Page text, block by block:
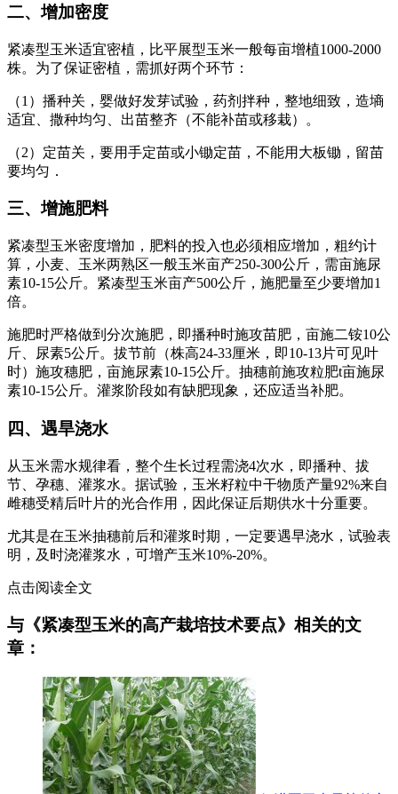
二、增加密度
紧凑型玉米适宜密植，比平展型玉米一般每亩增植1000-2000
株。为了保证密植，需抓好两个环节：
（1）播种关，婴做好发芽试验，药剂拌种，整地细致，造墒
适宜、撒种均匀、出苗整齐（不能补苗或移栽）。
（2）定苗关，要用手定苗或小锄定苗，不能用大板锄，留苗
要均匀．
三、增施肥料
紧凑型玉米密度增加，肥料的投入也必须相应增加，粗约计
算，小麦、玉米两熟区一般玉米亩产250-300公斤，需亩施尿
素10-15公斤。紧凑型玉米亩产500公斤，施肥量至少要增加1
倍。
施肥时严格做到分次施肥，即播种时施攻苗肥，亩施二铵10公
斤、尿素5公斤。拔节前（株高24-33厘米，即10-13片可见叶
时）施攻穗肥，亩施尿素10-15公斤。抽穗前施攻粒肥t亩施尿
素10-15公斤。灌浆阶段如有缺肥现象，还应适当补肥。
四、遇旱浇水
从玉米需水规律看，整个生长过程需浇4次水，即播种、拔
节、孕穗、灌浆水。据试验，玉米籽粒中干物质产量92%来自
雌穗受精后叶片的光合作用，因此保证后期供水十分重要。
尤其是在玉米抽穗前后和灌浆时期，一定要遇早浇水，试验表
明，及时浇灌浆水，可增产玉米10%-20%。
点击阅读全文
与《紧凑型玉米的高产栽培技术要点》相关的文
章：